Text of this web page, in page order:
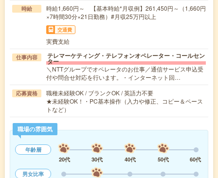
時給
時給1,660円～ 【基本時給*月収例】261,450円～（1,660円
×7時間30分×21日勤務）#月収25万円以上
交通費
実費支給
仕事内容 テレマーケティング・テレフォンオペレーター・コールセン
ター
＼NTTグループでオペレータのお仕事／通信サービス申込受
付や問合せ対応を行います。・インターネット回…
応募資格
職種未経験OK / ブランクOK / 英語力不要
★未経験OK！・PC基本操作（入力や修正、コピー＆ペース
トなど）
職場の雰囲気
年齢層
20代
30代 40代 50代
60代
男女比率